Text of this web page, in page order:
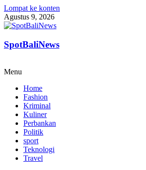
Lompat ke konten
Agustus 9, 2026
SpotBaliNews
Menu
Home
Fashion
Kriminal
Kuliner
Perbankan
Politik
sport
Teknologi
Travel